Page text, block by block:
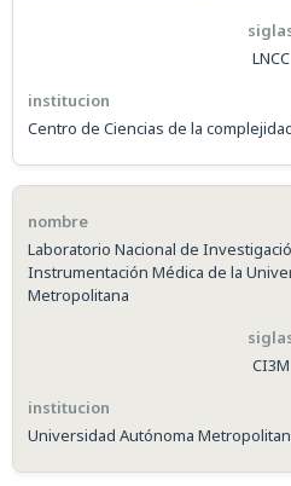
LNCC
Centro de Ciencias de la
Laboratorio Nacional de
Instrumentación Médica de la
Metropolitana
CI3M
Universidad Autónoma